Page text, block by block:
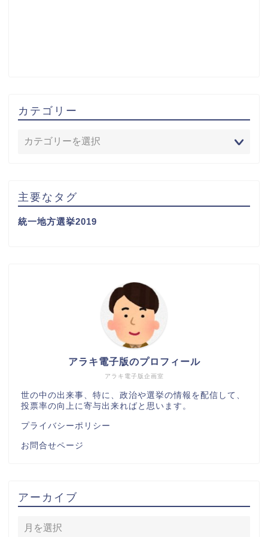
カテゴリー
主要なタグ
統一地方選挙2019
アラキ電子版企画室
アラキ電子版のプロフィール
世の中の出来事、特に、政治や選挙の情報を配信して、
投票率の向上に寄与出来ればと思います。
プライバシーポリシー
お問合せページ
アーカイブ